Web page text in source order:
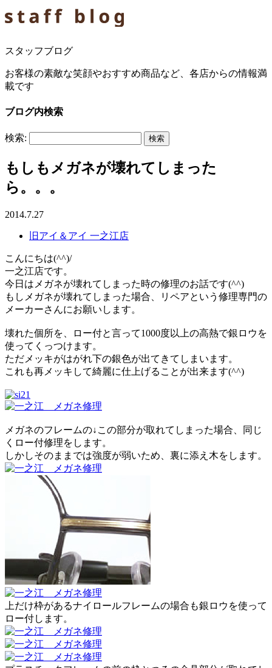
スタッフブログ
お客様の素敵な笑顔やおすすめ商品など、各店からの情報満
載です
ブログ内検索
検索:
もしもメガネが壊れてしまった
ら。。。
2014.7.27
旧アイ＆アイ 一之江店
こんにちは(^^)/
一之江店です。
今日はメガネが壊れてしまった時の修理のお話です(^^)
もしメガネが壊れてしまった場合、リペアという修理専門の
メーカーさんにお願いします。
壊れた個所を、ロー付と言って1000度以上の高熱で銀ロウを
使ってくっつけます。
ただメッキがはがれ下の銀色が出てきてしまいます。
これも再メッキして綺麗に仕上げることが出来ます(^^)
メガネのフレームの↓この部分が取れてしまった場合、同じ
くロー付修理をします。
しかしそのままでは強度が弱いため、裏に添え木をします。
上だけ枠があるナイロールフレームの場合も銀ロウを使って
ロー付します。